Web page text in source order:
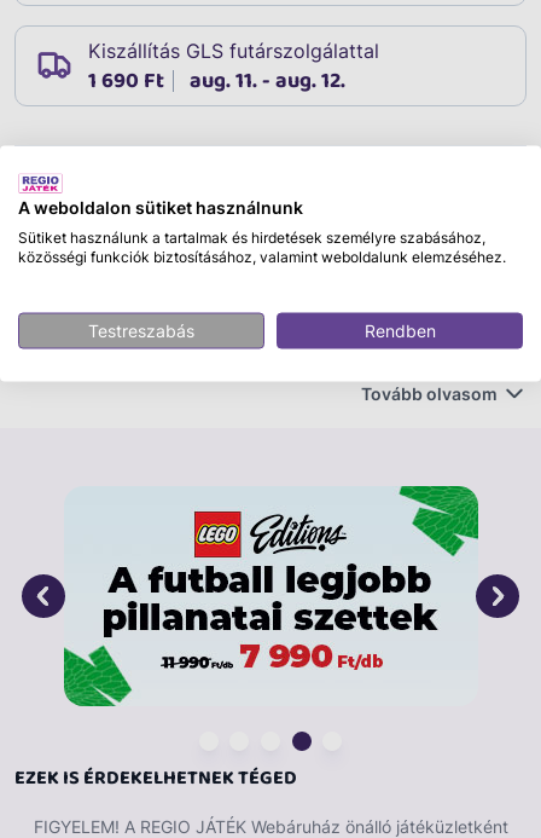
Kiszállítás GLS futárszolgálattal
1 690 Ft aug. 11. - aug. 12.
Leírás
A Ravensburger neve már hosszú évtizedek óta ismert
az egész világon, mint a legkiválóbb minőségű puzzle
2D-s és 3D-s puzzle kirakók rendkívül széles
sokféleségében, mind pedig a puzzle részek
miközben összeállítja a 99 fényképet. Rengeteg
ismerős hely vár felfedezésre (például a londoni Tower
Bridge, a párizsi Eiffel-torony és a római Colosseum),
de hány másikat tud felismerni és megnevezni? Ne
aggódjon, a rejtvény tartalmaz egy referencialapot,
amely segít az út során. Ez az érdekes és informatív
rejtvény segíthet a jövőbeli nyaralási tervek
megalkotásában, vagy szórakoztató tevékenység lehet
Kirakott kép mérete: 121 cm x 80 cm.
Tovább olvasom
EZEK IS ÉRDEKELHETNEK TÉGED
FIGYELEM! A REGIO JÁTÉK Webáruház önálló játéküzletként
A weboldalon sütiket használnunk
Sütiket használunk a tartalmak és hirdetések személyre szabásához,
közösségi funkciók biztosításához, valamint weboldalunk elemzéséhez.
Testreszabás Rendben